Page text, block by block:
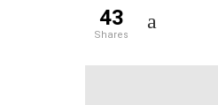
43
shares